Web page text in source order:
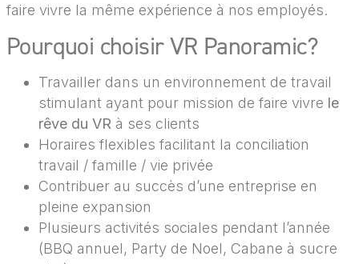
faire vivre la même expérience à nos employés.
Pourquoi choisir VR Panoramic?
Travailler dans un environnement de travail
stimulant ayant pour mission de faire vivre le
rêve du VR à ses clients
Horaires flexibles facilitant la conciliation
travail / famille / vie privée
Contribuer au succès d’une entreprise en
pleine expansion
Plusieurs activités sociales pendant l’année
(BBQ annuel, Party de Noel, Cabane à sucre